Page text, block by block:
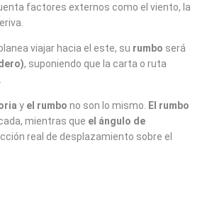
factores externos como el viento, la
viajar hacia el este, su rumbo será
, suponiendo que la carta o ruta
y el rumbo no son lo mismo. El rumbo
mientras que el ángulo de
real de desplazamiento sobre el